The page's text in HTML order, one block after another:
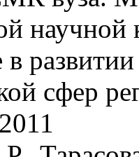
в
сфер